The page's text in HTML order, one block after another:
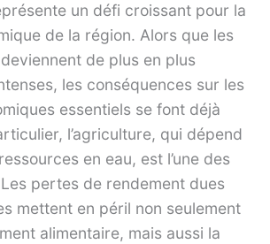
un défi croissant pour la
de la région. Alors que les
deviennent de plus en plus
les conséquences sur les
essentiels se font déjà
l’agriculture, qui dépend
en eau, est l’une des
pertes de rendement dues
mettent en péril non seulement
alimentaire, mais aussi la